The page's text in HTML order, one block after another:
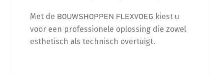
Met de BOUWSHOPPEN FLEXVOEG kiest u
voor een professionele oplossing die zowel
esthetisch als technisch overtuigt.